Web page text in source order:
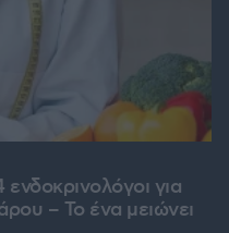
για
– Το ένα μειώνει